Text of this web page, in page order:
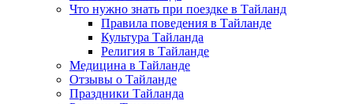
Что нужно знать при поездке в Тайланд
Правила поведения в Тайланде
Культура Тайланда
Религия в Тайланде
Медицина в Тайланде
Отзывы о Тайланде
Праздники Тайланда